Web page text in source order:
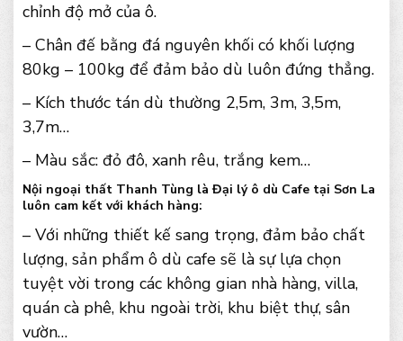
chỉnh độ mở của ô.
– Chân đế bằng đá nguyên khối có khối lượng
80kg – 100kg để đảm bảo dù luôn đứng thẳng.
– Kích thước tán dù thường 2,5m, 3m, 3,5m,
3,7m…
– Màu sắc: đỏ đô, xanh rêu, trắng kem…
Nội ngoại thất Thanh Tùng là Đại lý ô dù Cafe tại Sơn La
luôn cam kết với khách hàng:
– Với những thiết kế sang trọng, đảm bảo chất
lượng, sản phẩm ô dù cafe sẽ là sự lựa chọn
tuyệt vời trong các không gian nhà hàng, villa,
quán cà phê, khu ngoài trời, khu biệt thự, sân
vườn…